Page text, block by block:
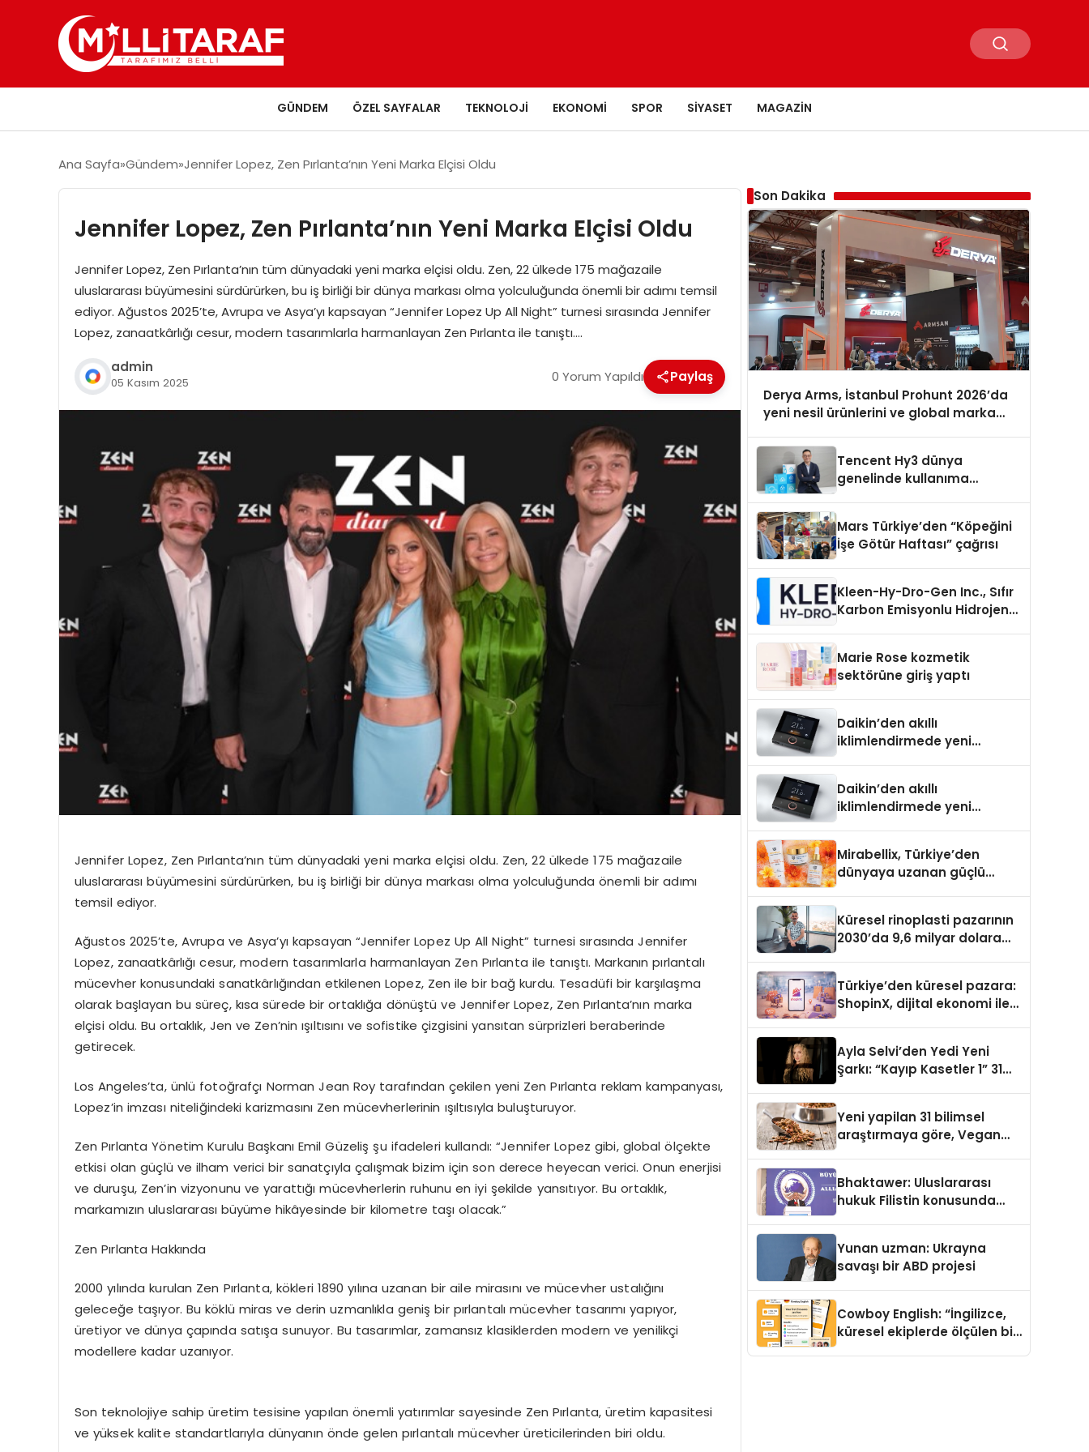
GÜNDEM ÖZEL SAYFALAR TEKNOLOJI EKONOMI SPOR SIYASET MAGAZIN
Ana Sayfa Gündem Jennifer Lopez, Zen Pırlanta’nın Yeni Marka Elçisi Oldu
Jennifer Lopez, Zen Pırlanta’nın Yeni Marka Elçisi Oldu
Jennifer Lopez, Zen Pırlanta’nın tüm dünyadaki yeni marka elçisi oldu. Zen, 22 ülkede 175 mağazaile
uluslararası büyümesini sürdürürken, bu iş birliği bir dünya markası olma yolculuğunda önemli bir adımı temsil
ediyor. Ağustos 2025’te, Avrupa ve Asya’yı kapsayan “Jennifer Lopez Up All Night” turnesi sırasında Jennifer
Lopez, zanaatkârlığı cesur, modern tasarımlarla harmanlayan Zen Pırlanta ile tanıştı….
admin
05 Kasım 2025 0 Yorum Yapıldı Paylaş
Jennifer Lopez, Zen Pırlanta’nın tüm dünyadaki yeni marka elçisi oldu. Zen,22 ülkede 175 mağazaile
uluslararası büyümesini sürdürürken, bu iş birliği bir dünya markası olma yolculuğunda önemli bir adımı
temsil ediyor.
Ağustos 2025’te,Avrupa ve Asya’yı kapsayan “Jennifer Lopez Up All Night” turnesi sırasında Jennifer
Lopez, zanaatkârlığı cesur, modern tasarımlarla harmanlayan Zen Pırlanta ile tanıştı. Markanın pırlantalı
mücevher konusundaki sanatkârlığından etkilenen Lopez, Zen ile bir bağ kurdu. Tesadüfi bir karşılaşma
olarak başlayan bu süreç, kısa sürede bir ortaklığa dönüştü ve Jennifer Lopez, Zen Pırlanta’nın marka
elçisi oldu. Bu ortaklık, Jen ve Zen’nin ışıltısını ve sofistike çizgisini yansıtan sürprizleri beraberinde
getirecek.
Los Angeles’ta, ünlü fotoğrafçı Norman Jean Roy tarafından çekilen yeni Zen Pırlanta reklam kampanyası,
Lopez’in imzası niteliğindeki karizmasını Zen mücevherlerinin ışıltısıyla buluşturuyor.
Zen Pırlanta Yönetim Kurulu Başkanı Emil Güzeliş şu ifadeleri kullandı: “Jennifer Lopez gibi, global ölçekte
etkisi olan güçlü ve ilham verici bir sanatçıyla çalışmak bizim için son derece heyecan verici. Onun enerjisi
ve duruşu, Zen’in vizyonunu ve yarattığı mücevherlerin ruhunu en iyi şekilde yansıtıyor. Bu ortaklık,
markamızın uluslararası büyüme hikâyesinde bir kilometre taşı olacak.”
Zen Pırlanta Hakkında
2000 yılında kurulan Zen Pırlanta, kökleri 1890 yılına uzanan bir aile mirasını ve mücevher ustalığını
geleceğe taşıyor. Bu köklü miras ve derin uzmanlıkla geniş bir pırlantalı mücevher tasarımı yapıyor,
üretiyorve dünya çapında satışa sunuyor. Bu tasarımlar, zamansız klasiklerden modern ve yenilikçi
modellere kadar uzanıyor.
Son teknolojiye sahip üretim tesisine yapılan önemli yatırımlar sayesinde Zen Pırlanta, üretim kapasitesi
ve yüksek kalite standartlarıyla dünyanın önde gelen pırlantalı mücevher üreticilerinden biri oldu.
Son Dakika
Derya Arms, İstanbul Prohunt 2026’da
yeni nesil ürünlerini ve global marka
Tencent Hy3 dünya
genelinde kullanıma
Mars Türkiye’den “Köpeğini
İşe Götür Haftası” çağrısı
Kleen-Hy-Dro-Gen Inc., Sıfır
Karbon Emisyonlu Hidrojen
Aldı
Marie Rose kozmetik
sektörüne giriş yaptı
Daikin’den akıllı
iklimlendirmede yeni
Daikin’den akıllı
iklimlendirmede yeni
Mirabellix, Türkiye’den
dünyaya uzanan güçlü
Küresel rinoplasti pazarının
2030’da 9,6 milyar dolara
Türkiye’den küresel pazara:
ShopinX, dijital ekonomi ile
Ayla Selvi’den Yedi Yeni
Şarkı: “Kayıp Kasetler 1” 31
Yeni yapilan 31 bilimsel
araştırmaya göre, Vegan
Sindirildiğini Ortaya Koydu
Bhaktawer: Uluslararası
hukuk Filistin konusunda
Yunan uzman: Ukrayna
savaşı bir ABD projesi
Cowboy English: “İngilizce,
küresel ekiplerde ölçülen bir